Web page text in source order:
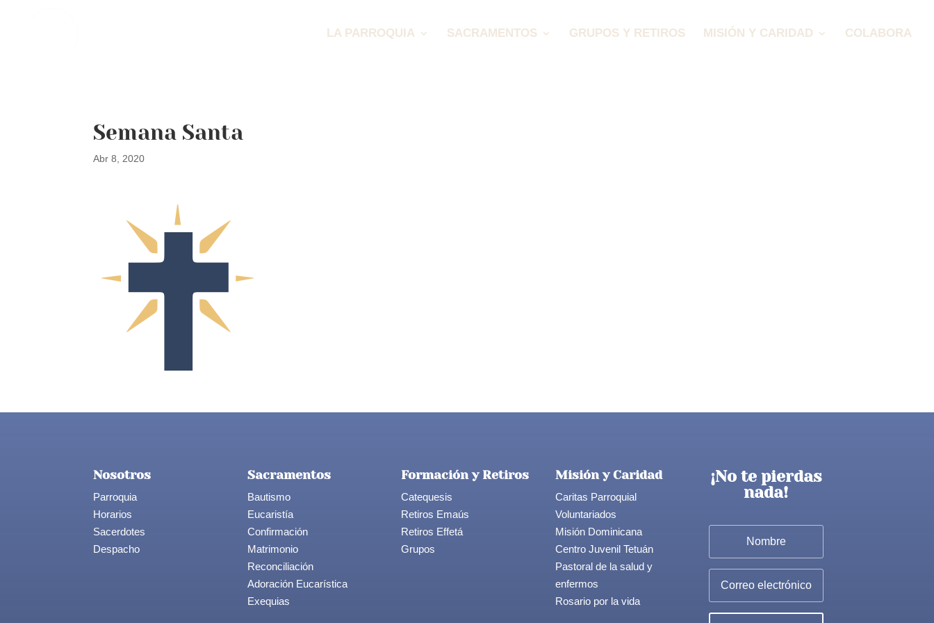
LA PARROQUIA SACRAMENTOS GRUPOS Y RETIROS MISIÓN Y CARIDAD COLABORA
Semana Santa
Abr 8, 2020
Nosotros
Parroquia
Horarios
Sacerdotes
Despacho
Sacramentos
Bautismo
Eucaristía
Confirmación
Matrimonio
Reconciliación
Adoración Eucarística
Exequias
Formación y Retiros
Catequesis
Retiros Emaús
Retiros Effetá
Grupos
Misión y Caridad
Caritas Parroquial
Voluntariados
Misión Dominicana
Centro Juvenil Tetuán
Pastoral de la salud y
enfermos
Rosario por la vida
¡No te pierdas
nada!